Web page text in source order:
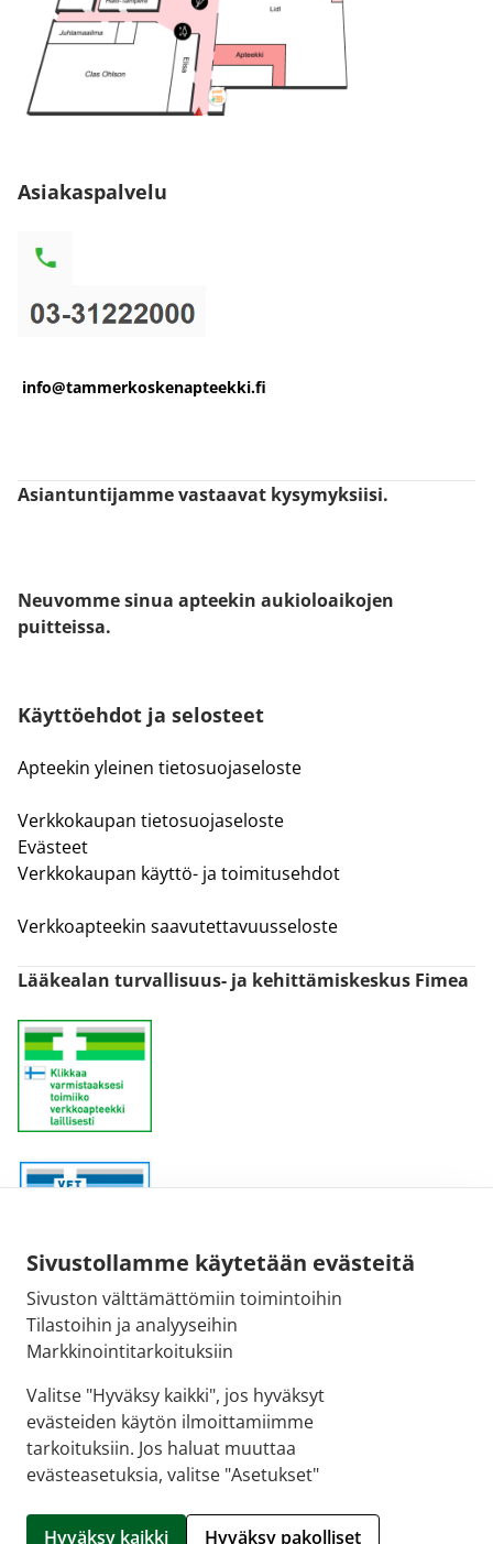
Sivustollamme käytetään evästeitä
Sivuston välttämättömiin toimintoihin
Tilastoihin ja analyyseihin
Markkinointitarkoituksiin
Valitse "Hyväksy kaikki", jos hyväksyt
evästeiden käytön ilmoittamiimme
tarkoituksiin. Jos haluat muuttaa
evästeasetuksia, valitse "Asetukset"
Hyväksy kaikki Hyväksy pakolliset
Asiakaspalvelu
info@tammerkoskenapteekki.fi
Asiantuntijamme vastaavat kysymyksiisi.
Neuvomme sinua apteekin aukioloaikojen
puitteissa.
Käyttöehdot ja selosteet
Apteekin yleinen tietosuojaseloste
Verkkokaupan tietosuojaseloste
Evästeet
Verkkokaupan käyttö- ja toimitusehdot
Verkkoapteekin saavutettavuusseloste
Lääkealan turvallisuus- ja kehittämiskeskus Fimea
Sähköpostiosoite:
kirjaamo@fimea.fi
Fimean vaihde:
029 522 3341